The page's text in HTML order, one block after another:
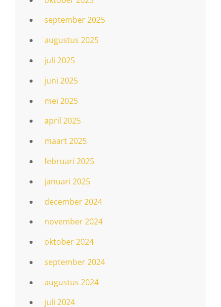
september 2025
augustus 2025
juli 2025
juni 2025
mei 2025
april 2025
maart 2025
februari 2025
januari 2025
december 2024
november 2024
oktober 2024
september 2024
augustus 2024
juli 2024